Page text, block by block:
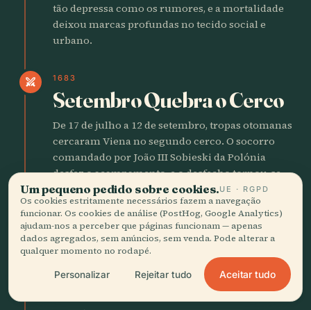
tão depressa como os rumores, e a mortalidade
deixou marcas profundas no tecido social e
urbano.
swords 1683
Setembro Quebra o Cerco
De 17 de julho a 12 de setembro, tropas otomanas
cercaram Viena no segundo cerco. O socorro
comandado por João III Sobieski da Polónia
desfez o acampamento, e o desfecho tornou-se
um ponto de viragem na política de poder da
Europa Central.
person 1717
Maria Teresa, Filha de
Um pequeno pedido sobre cookies.UE · RGPD
Os cookies estritamente necessários fazem a navegação
funcionar. Os cookies de análise (PostHog, Google Analytics)
ajudam-nos a perceber que páginas funcionam — apenas
dados agregados, sem anúncios, sem venda. Pode alterar a
qualquer momento no rodapé.
Personalizar Rejeitar tudo Aceitar tudo